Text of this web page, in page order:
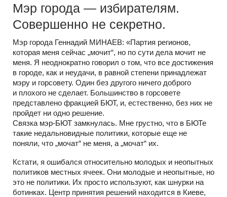
Мэр города — избирателям.
Совершенно не секретно.
Мэр города Геннадий МИНАЕВ: «Партия регионов,
которая меня сейчас „мочит“, но по сути дела мочит не
меня. Я неоднократно говорил о том, что все достижения
в городе, как и неудачи, в равной степени принадлежат
мэру и горсовету. Один без другого ничего доброго
и плохого не сделает. Большинство в горсовете
представлено фракцией БЮТ, и, естественно, без них не
пройдет ни одно решение.
Связка мэр-БЮТ замкнулась. Мне грустно, что в БЮТе
такие недальновидные политики, которые еще не
поняли, что „мочат“ не меня, а „мочат“ их.
Кстати, я ошибался относительно молодых и неопытных
политиков местных ячеек. Они молодые и неопытные, но
это не политики. Их просто используют, как шнурки на
ботинках. Центр принятия решений находится в Киеве,